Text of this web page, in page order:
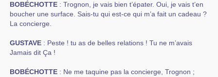
BOBÉCHOTTE : Trognon, je vais bien t’épater. Oui, je vais t’en
boucher une surface. Sais-tu qui est-ce qui m’a fait un cadeau ?
La concierge.
GUSTAVE : Peste ! tu as de belles relations ! Tu ne m’avais
Jamais dit Ça !
BOBÉCHOTTE : Ne me taquine pas la concierge, Trognon ;